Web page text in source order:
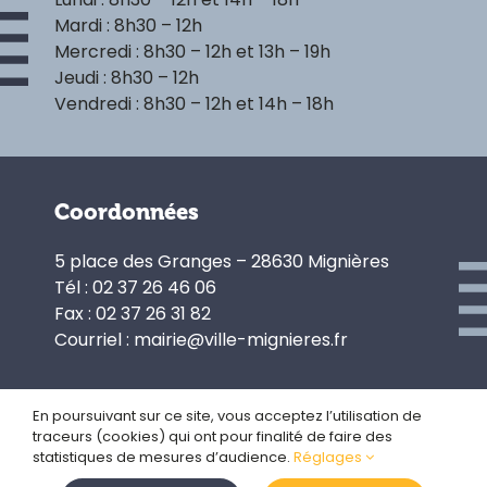
Mardi : 8h30 – 12h
Mercredi : 8h30 – 12h et 13h – 19h
Jeudi : 8h30 – 12h
Vendredi : 8h30 – 12h et 14h – 18h
Coordonnées
5 place des Granges – 28630 Mignières
Tél : 02 37 26 46 06
Fax : 02 37 26 31 82
Courriel : mairie@ville-mignieres.fr
Politique de confidentialité
Gestion des cookies
En poursuivant sur ce site, vous acceptez l’utilisation de
traceurs (cookies) qui ont pour finalité de faire des
statistiques de mesures d’audience. Réglages